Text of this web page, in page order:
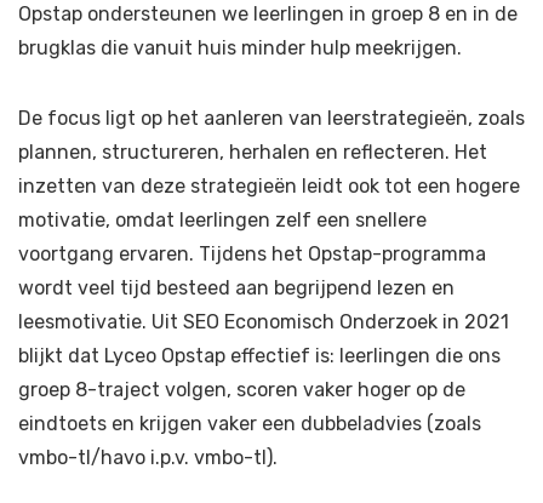
Opstap ondersteunen we leerlingen in groep 8 en in de
brugklas die vanuit huis minder hulp meekrijgen.
De focus ligt op het aanleren van leerstrategieën, zoals
plannen, structureren, herhalen en reflecteren. Het
inzetten van deze strategieën leidt ook tot een hogere
motivatie, omdat leerlingen zelf een snellere
voortgang ervaren. Tijdens het Opstap-programma
wordt veel tijd besteed aan begrijpend lezen en
leesmotivatie. Uit SEO Economisch Onderzoek in 2021
blijkt dat Lyceo Opstap effectief is: leerlingen die ons
groep 8-traject volgen, scoren vaker hoger op de
eindtoets en krijgen vaker een dubbeladvies (zoals
vmbo-tl/havo i.p.v. vmbo-tl).